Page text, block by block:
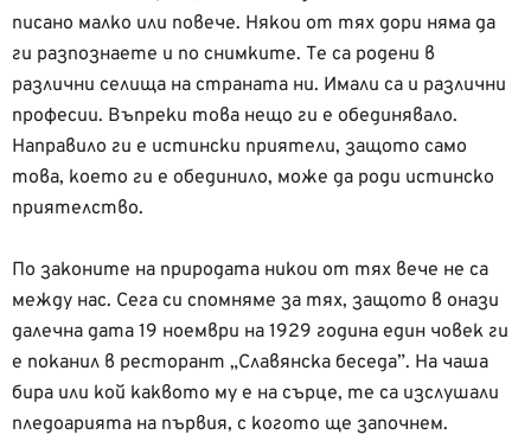
писано малко или повече. Някои от тях дори няма да
ги разпознаете и по снимките. Те са родени в
различни селища на страната ни. Имали са и различни
професии. Въпреки това нещо ги е обединявало.
Направило ги е истински приятели, защото само
това, което ги е обединило, може да роди истинско
приятелство.
По законите на природата никои от тях вече не са
между нас. Сега си спомняме за тях, защото в онази
далечна дата 19 ноември на 1929 година един човек ги
е поканил в ресторант „Славянска беседа”. На чаша
бира или кой каквото му е на сърце, те са изслушали
пледоарията на първия, с когото ще започнем.